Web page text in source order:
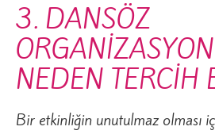
3. DANSÖZ
NEDEN TERCİH
Bir etkinliğin unutulmaz olması